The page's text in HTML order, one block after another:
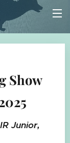
Show
Junior,